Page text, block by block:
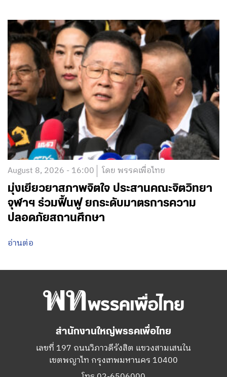
August 8, 2026 - 16:00 โดย พรรคเพื่อไทย
มุ่งเยียวยาสภาพจิตใจ ประสานคณะจิตวิทยา
จุฬาฯ ร่วมฟื้นฟู ยกระดับมาตรการความ
ปลอดภัยสถานศึกษา
อ่านต่อ
สำนักงานใหญ่พรรคเพื่อไทย
เลขที่ 197 ถนนวิภาวดีรังสิต แขวงสามเสนใน
เขตพญาไท กรุงเทพมหานคร 10400